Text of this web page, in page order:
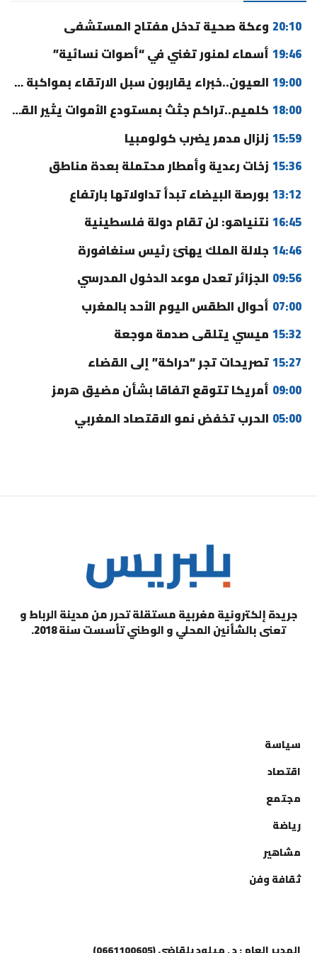
20:10 وعكة صحية تدخل مفتاح المستشفى
19:46 أسماء لمنور تغني في “أصوات نسائية”
19:00 العيون..خبراء يقاربون سبل الارتقاء بمواكبة مغاربة العالم وتحسين الخدمات
18:00 كلميم..تراكم جثث بمستودع الأموات يثير القلق ومطالب بالتدخل
15:59 زلزال مدمر يضرب كولومبيا
15:36 زخات رعدية وأمطار محتملة بعدة مناطق
13:12 بورصة البيضاء تبدأ تداولاتها بارتفاع
16:45 نتنياهو: لن تقام دولة فلسطينية
14:46 جلالة الملك يهنئ رئيس سنغافورة
09:56 الجزائر تعدل موعد الدخول المدرسي
07:00 أحوال الطقس اليوم الأحد بالمغرب
15:32 ميسي يتلقى صدمة موجعة
15:27تصريحات تجر “حراكة” إلى القضاء
09:00 أمريكا تتوقع اتفاقا بشأن مضيق هرمز
05:00 الحرب تخفض نمو الاقتصاد المغربي
جريدة إلكترونية مغربية مستقلة تحرر من مدينة الرباط و
تعنى بالشأنين المحلي و الوطني تأسست سنة 2018.
سياسة
اقتصاد
مجتمع
رياضة
مشاهير
ثقافة وفن